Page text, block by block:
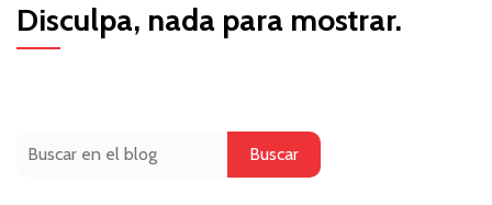
Disculpa, nada para mostrar.
Buscar